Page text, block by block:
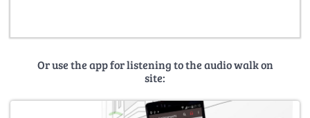
Or use the app for listening to the audio walk on
site: